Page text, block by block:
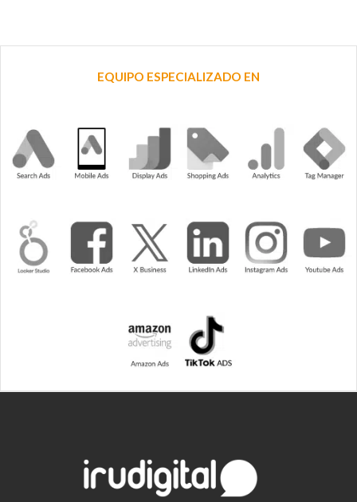
EQUIPO ESPECIALIZADO EN